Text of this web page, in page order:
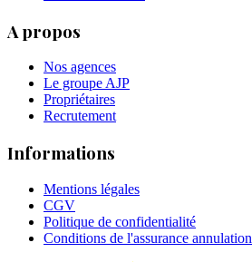
A propos
Nos agences
Le groupe AJP
Propriétaires
Recrutement
Informations
Mentions légales
CGV
Politique de confidentialité
Conditions de l'assurance annulation